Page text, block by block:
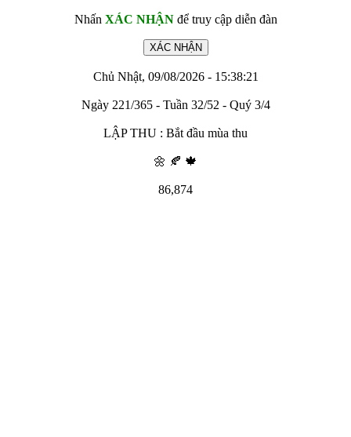
Nhấn XÁC NHẬNđể truy cập diễn đàn
Chủ Nhật, 09/08/2026 - 15:38:21
Ngày 221/365 - Tuần 32/52 - Quý 3/4
LẬP THU : Bắt đầu mùa thu
🌼 🍂 🍁
86,874